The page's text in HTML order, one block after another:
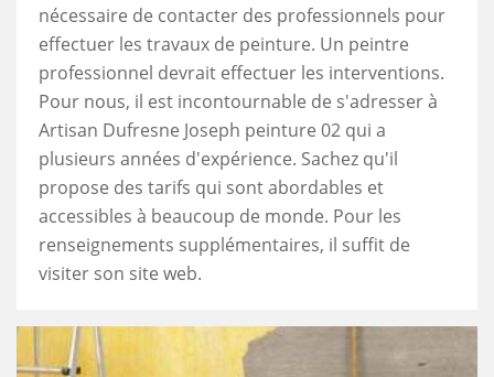
nécessaire de contacter des professionnels pour
effectuer les travaux de peinture. Un peintre
professionnel devrait effectuer les interventions.
Pour nous, il est incontournable de s'adresser à
Artisan Dufresne Joseph peinture 02 qui a
plusieurs années d'expérience. Sachez qu'il
propose des tarifs qui sont abordables et
accessibles à beaucoup de monde. Pour les
renseignements supplémentaires, il suffit de
visiter son site web.